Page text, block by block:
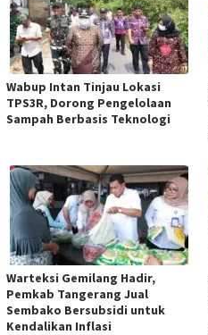
Wabup Intan Tinjau Lokasi
TPS3R, Dorong Pengelolaan
Sampah Berbasis Teknologi
Warteksi Gemilang Hadir,
Pemkab Tangerang Jual
Sembako Bersubsidi untuk
Kendalikan Inflasi